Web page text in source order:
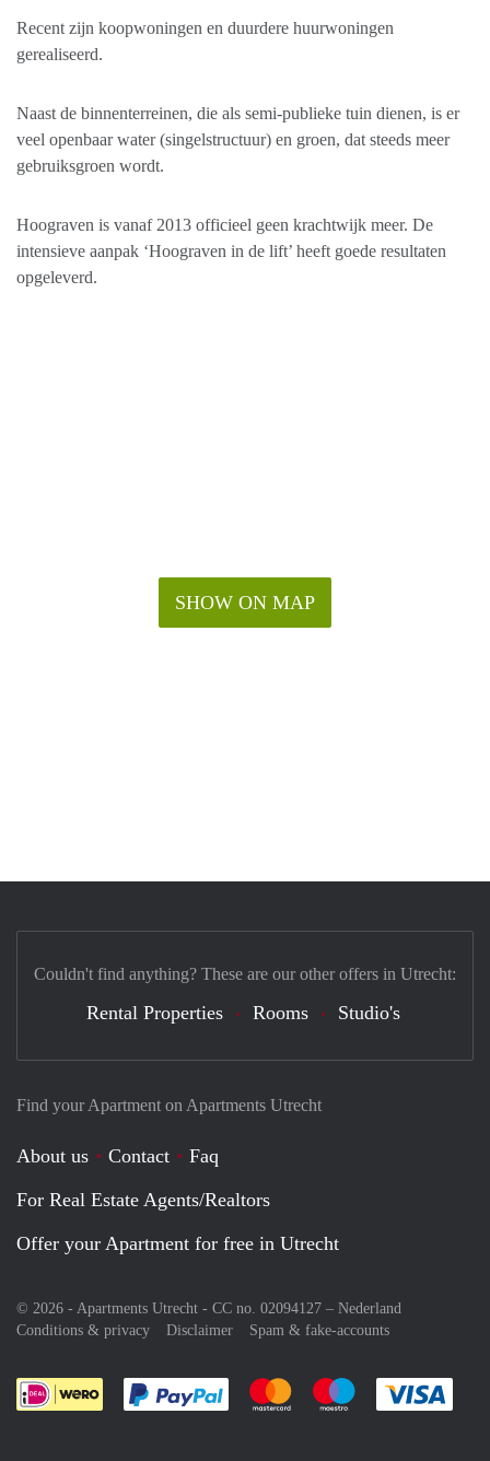
Recent zijn koopwoningen en duurdere huurwoningen
gerealiseerd.
Naast de binnenterreinen, die als semi-publieke tuin dienen, is er
veel openbaar water (singelstructuur) en groen, dat steeds meer
gebruiksgroen wordt.
Hoograven is vanaf 2013 officieel geen krachtwijk meer. De
intensieve aanpak ‘Hoograven in de lift’ heeft goede resultaten
opgeleverd.
SHOW ON MAP
Find your Apartment on Apartments Utrecht
About us Contact
Faq
For Real Estate Agents/Realtors
Offer your Apartment for free in Utrecht
© 2026 - Apartments Utrecht - CC no. 02094127 – Nederland
Conditions & privacy
Disclaimer Spam & fake-accounts
Pay easily with :payment method
Pay easily with :payment
Pay easily with
Couldn't find anything? These are our other offers in Utrecht:
Rental Properties Rooms Studio's